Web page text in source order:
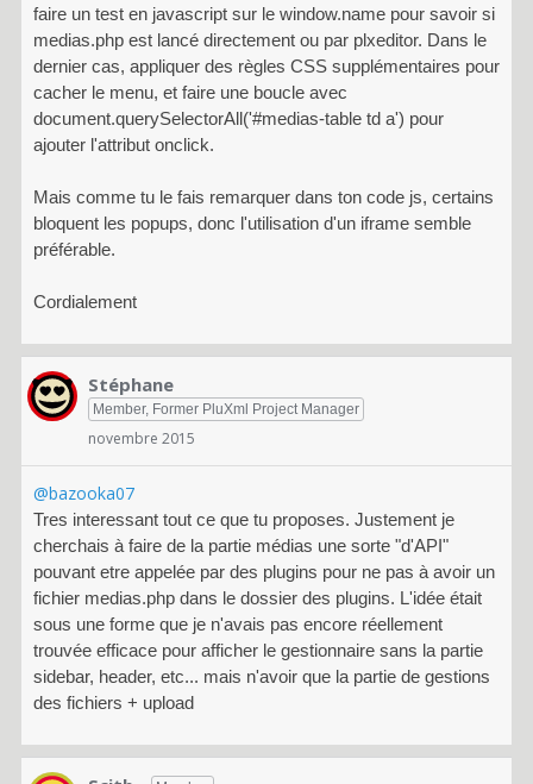
faire un test en javascript sur le window.name pour savoir si
medias.php est lancé directement ou par plxeditor. Dans le
dernier cas, appliquer des règles CSS supplémentaires pour
cacher le menu, et faire une boucle avec
document.querySelectorAll('#medias-table td a') pour
ajouter l'attribut onclick.
Mais comme tu le fais remarquer dans ton code js, certains
bloquent les popups, donc l'utilisation d'un iframe semble
préférable.
Cordialement
Stéphane
Member, Former PluXml Project Manager
novembre 2015
@bazooka07
Tres interessant tout ce que tu proposes. Justement je
cherchais à faire de la partie médias une sorte "d'API"
pouvant etre appelée par des plugins pour ne pas à avoir un
fichier medias.php dans le dossier des plugins. L'idée était
sous une forme que je n'avais pas encore réellement
trouvée efficace pour afficher le gestionnaire sans la partie
sidebar, header, etc... mais n'avoir que la partie de gestions
des fichiers + upload